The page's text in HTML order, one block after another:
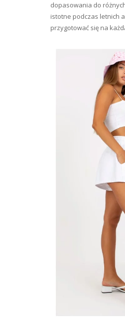
dopasowania do
istotne podczas letnich
przygotować się na